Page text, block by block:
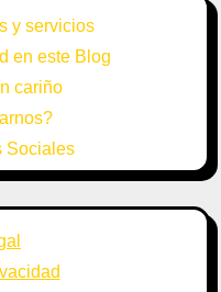
y servicios
en este Blog
cariño
Sociales